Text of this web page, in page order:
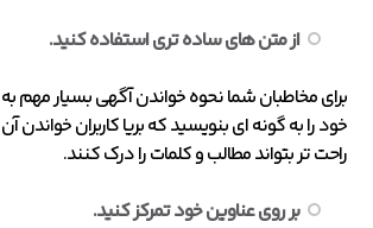
از متن های ساده تری استفاده کنید.
برای مخاطبان شما نحوه خواندن آگهی بسیار مهم
خود را به گونه ای بنویسید که بریا کاربران خواندن
راحت تر بتواند مطالب و کلمات را درک کنند.
بر روی عناوین خود تمرکز کنید.